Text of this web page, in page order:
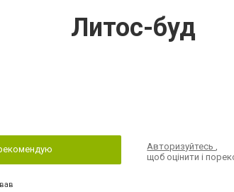
Литос-буд
Авторизуйтесь,
щоб оцінити і